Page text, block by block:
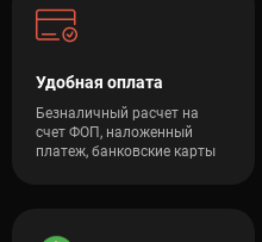
Удобная оплата
Безналичный расчет на
счет ФОП, наложенный
платеж, банковские карты